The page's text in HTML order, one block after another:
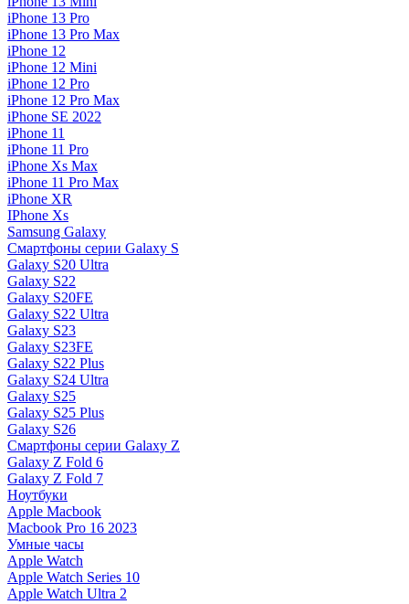
iPhone 13 Pro
iPhone 13 Pro Max
iPhone 12
iPhone 12 Mini
iPhone 12 Pro
iPhone 12 Pro Max
iPhone SE 2022
iPhone 11
iPhone 11 Pro
iPhone Xs Max
iPhone 11 Pro Max
iPhone XR
IPhone Xs
Samsung Galaxy
Смартфоны серии Galaxy S
Galaxy S20 Ultra
Galaxy S22
Galaxy S20FE
Galaxy S22 Ultra
Galaxy S23
Galaxy S23FE
Galaxy S22 Plus
Galaxy S24 Ultra
Galaxy S25
Galaxy S25 Plus
Galaxy S26
Смартфоны серии Galaxy Z
Galaxy Z Fold 6
Galaxy Z Fold 7
Ноутбуки
Apple Macbook
Macbook Pro 16 2023
Умные часы
Apple Watch
Apple Watch Series 10
Apple Watch Ultra 2